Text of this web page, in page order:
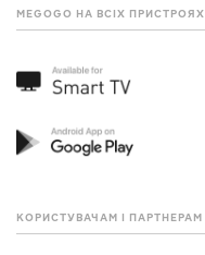
MEGOGO НА ВСІХ ПРИСТРОЯХ
КОРИСТУВАЧАМ І ПАРТНЕРАМ